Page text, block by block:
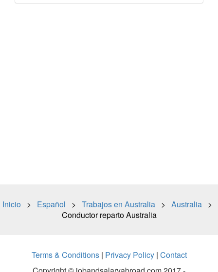
Inicio > Español > Trabajos en Australia> Australia>
Conductor reparto Australia
Terms & Conditions| Privacy Policy| Contact